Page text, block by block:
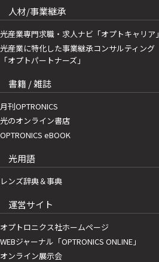
人材/事業継承
光産業専門求職・求人ナビ「オプトキャリア」
光産業に特化した事業継承コンサルティング
「オプトパートナーズ」
書籍 / 雑誌
月刊OPTRONICS
光のオンライン書店
OPTRONICS eBOOK
光用語
レンズ辞典＆事典
運営サイト
オプトロニクス社ホームページ
WEBジャーナル「OPTRONICS ONLINE」
オンライン展示会